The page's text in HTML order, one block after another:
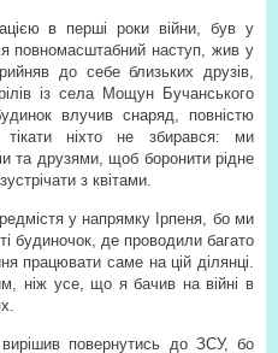
в перші роки війни, був у
повномасштабний наступ, жив у
до себе близьких друзів,
із села Мощун Бучанського
влучив снаряд, повністю
ніхто не збирався: ми
та друзями, щоб боронити рідне
з квітами.
у напрямку Ірпеня, бо ми
будиночок, де проводили багато
працювати саме на цій ділянці.
ніж усе, що я бачив на війні в
повернутись до ЗСУ, бо